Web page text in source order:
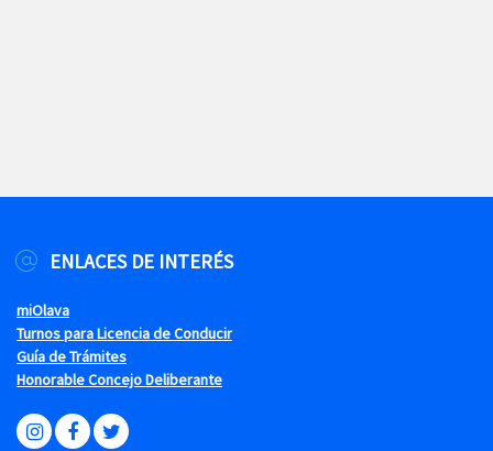
ENLACES DE INTERÉS
miOlava
Turnos para Licencia de Conducir
Guía de Trámites
Honorable Concejo Deliberante